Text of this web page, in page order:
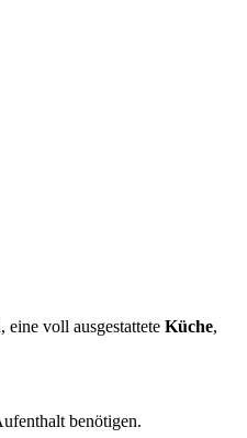
, eine voll ausgestattete Küche,
benötigen.